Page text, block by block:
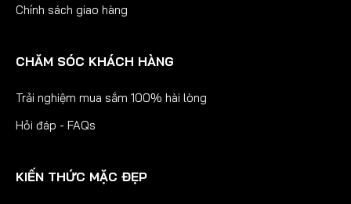
Chính sách giao hàng
CHĂM SÓC KHÁCH HÀNG
Trải nghiệm mua sắm 100% hài lòng
Hỏi đáp - FAQs
KIẾN THỨC MẶC ĐẸP